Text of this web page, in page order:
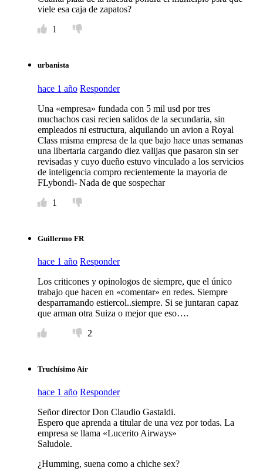
viele esa caja de zapatos?
1
urbanista
hace 1 año Responder
Una «empresa» fundada con 5 mil usd por tres
muchachos casi recien salidos de la secundaria, sin
empleados ni estructura, alquilando un avion a Royal
Class misma empresa de la que bajo hace unas semanas
una libertaria cargando diez valijas que pasaron sin ser
revisadas y cuyo dueño estuvo vinculado a los servicios
de inteligencia compro recientemente la mayoria de
FLybondi- Nada de que sospechar
1
Guillermo FR
hace 1 año Responder
Los criticones y opinologos de siempre, que el único
trabajo que hacen en «comentar» en redes. Siempre
desparramando estiercol..siempre. Si se juntaran capaz
que arman otra Suiza o mejor que eso….
2
Truchísimo Air
hace 1 año Responder
Señor director Don Claudio Gastaldi.
Espero que aprenda a titular de una vez por todas. La
empresa se llama «Lucerito Airways»
Saludole.
¿Humming, suena como a chiche sex?